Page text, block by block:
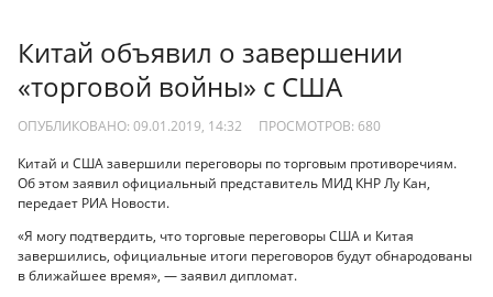
Китай объявил о завершении
«торговой войны» с США
ОПУБЛИКОВАНО: 09.01.2019, 14:32 ПРОСМОТРОВ: 680
Китай и США завершили переговоры по торговым противоречиям.
Об этом заявил официальный представитель МИД КНР Лу Кан,
передает РИА Новости.
«Я могу подтвердить, что торговые переговоры США и Китая
завершились, официальные итоги переговоров будут обнародованы
в ближайшее время», — заявил дипломат.